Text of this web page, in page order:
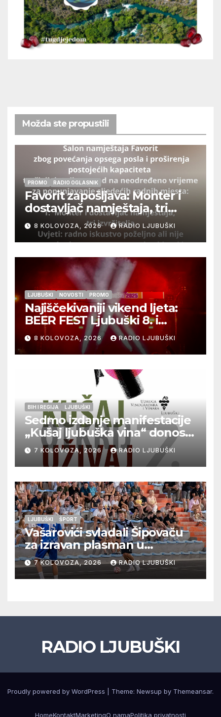
Možda ste propustili
PROMO RADIO OGLASNIK
Favorit zapošljava: Monter i
dostavljač namještaja, tri
izvršitelja
8 KOLOVOZA, 2026 RADIO LJUBUŠKI
LJUBUŠKI NOVOSTI PROMO
Najiščekivaniji vikend ljeta:
BEER FEST Ljubuški 8. i
9.kolovoza
8 KOLOVOZA, 2026 RADIO LJUBUŠKI
BIH I REGIJA LJUBUŠKI
Sedmo izdanje manifestacije
„Kušaj ljubuška vina“ donosi
vrhunska vina, gastronomiju i
glazbu
7 KOLOVOZA, 2026 RADIO LJUBUŠKI
LJUBUŠKI ŠPORT
Vašarovići svladali Šipovaču
za izravan plasman u
četvrtfinale, Grab izborio
prolazak dalje, Klobuk ispao,
večeras počinje četvrtfinale
7 KOLOVOZA, 2026 RADIO LJUBUŠKI
RADIO LJUBUŠKI
Proudly powered by WordPress Theme: Newsup by Themeansar.
HomeKontaktMarketingO namaPolitika privatnosti